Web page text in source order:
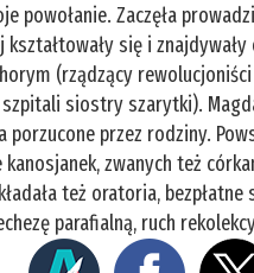
powołanie. Zaczęła
kształtowały się i
(rządzący
siostry szarytki).
porzucone przez rodziny.
zwanych też
też oratoria, bezpłatne
parafialną, ruch